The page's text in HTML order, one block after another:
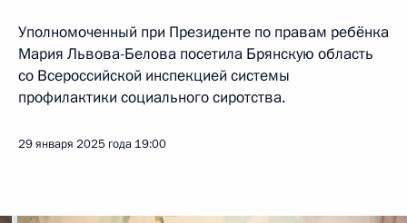
Уполномоченный при Президенте по правам ребёнка
Мария Львова-Белова посетила Брянскую область
со Всероссийской инспекцией системы
профилактики социального сиротства.
29 января 2025 года 19:00